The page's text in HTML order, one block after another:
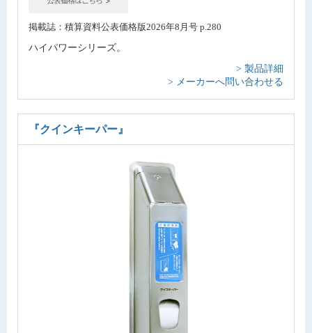
掲載誌：積算資料公表価格版2026年8月号 p.280
ハイパワーシリーズ。
> 製品詳細
> メーカーへ問い合わせる
『クインキーパー』